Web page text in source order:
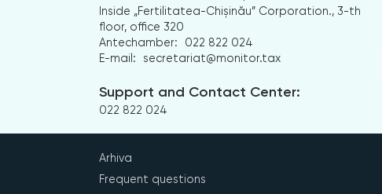
Inside „Fertilitatea-Chișinău” Corporation., 3-th
floor, office 320
Antechamber:
022 822 024
E-mail:
secretariat@monitor.tax
Support and Contact Center:
022 822 024
Arhiva
Frequent questions